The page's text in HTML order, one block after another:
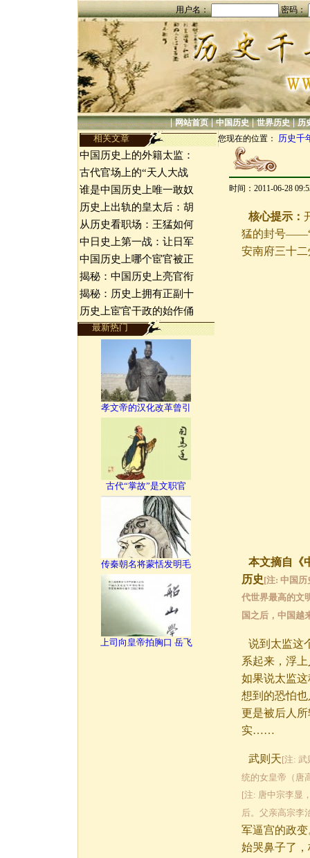
用户名： 密码：
|网站首页|中国历史|世界历史|历
相关文章 您现在的位置： 历史千
中国历史上的外籍太监：
古代官场上的“天人大战
谁是中国历史上唯一敢奴
历史上出轨的皇太后：胡
从历史看职场：王猛如何
中日史上第一战：让日军
中国历史上哪个宦官被正
揭秘：中国历史上亮官衔
揭秘：历史上拥有正副十
历史上宦官干政的始作俑
最新热门
孝文帝的汉化改革曾引
古代“掌故”是文职官
传秦朝名将蒙恬发明毛
上司向皇帝拍胸口 岳飞
时间：2011-06-28
核心提示：
猛的封号——“
安南府三十
本文摘自《
历史 [注: 中国
代世界最高的文
国之后，中国越
说到太监这
系起来，浮
如果说太监
想到的恐怕
更是被后人
实……
武则天[注: 武
统的女皇帝（唐
[注: 唐中宗李显
后。父亲高宗李
军逼宫的政
始哭鼻子了